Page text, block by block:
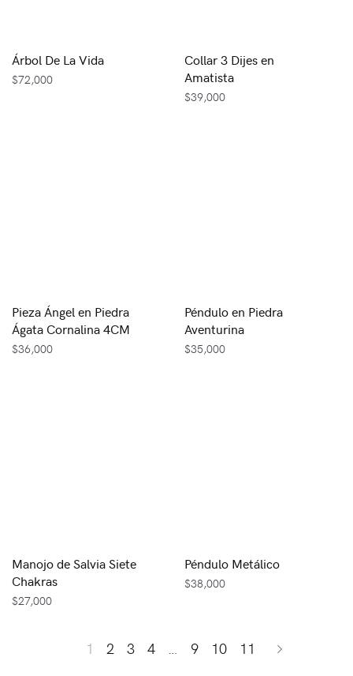
Árbol De La Vida
$72,000
Collar 3 Dijes en
Amatista
$39,000
Pieza Ángel en Piedra
Ágata Cornalina 4CM
$36,000
Péndulo en Piedra
Aventurina
$35,000
Manojo de Salvia Siete
Chakras
$27,000
Péndulo Metálico
$38,000
1 2 3 4 9 10 11